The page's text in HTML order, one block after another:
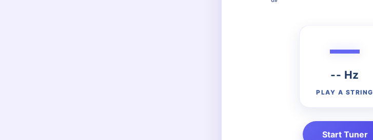
—
-- Hz
PLAY A STRING
Start Tuner